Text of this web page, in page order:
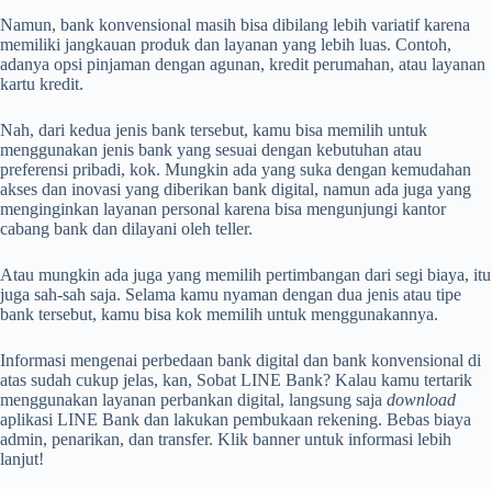
Namun, bank konvensional masih bisa dibilang lebih variatif karena
memiliki jangkauan produk dan layanan yang lebih luas. Contoh,
adanya opsi pinjaman dengan agunan, kredit perumahan, atau layanan
kartu kredit.
Nah, dari kedua jenis bank tersebut, kamu bisa memilih untuk
menggunakan jenis bank yang sesuai dengan kebutuhan atau
preferensi pribadi, kok. Mungkin ada yang suka dengan kemudahan
akses dan inovasi yang diberikan bank digital, namun ada juga yang
menginginkan layanan personal karena bisa mengunjungi kantor
cabang bank dan dilayani oleh teller.
Atau mungkin ada juga yang memilih pertimbangan dari segi biaya, itu
juga sah-sah saja. Selama kamu nyaman dengan dua jenis atau tipe
bank tersebut, kamu bisa kok memilih untuk menggunakannya.
Informasi mengenai perbedaan bank digital dan bank konvensional di
atas sudah cukup jelas, kan, Sobat LINE Bank? Kalau kamu tertarik
menggunakan layanan perbankan digital, langsung saja download
aplikasi LINE Bank dan lakukan pembukaan rekening. Bebas biaya
admin, penarikan, dan transfer. Klik banner untuk informasi lebih
lanjut!